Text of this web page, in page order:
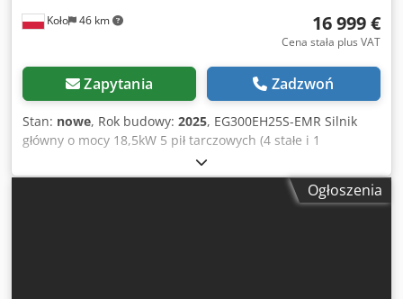
Koło 46 km 16 999 €
Cena stała plus VAT
Zapytania Zadzwoń
Stan: nowe, Rok budowy: 2025, EG300EH25S-EMR Silnik
główny o mocy 18,5kW 5 pił tarczowych (4 stałe i 1
ruchoma), Setworks urządzenie do automatycznego
ustawiania parametrów cięcia Komplet dwóch laserów
Komplet 5 pił tarczowych Regulowana prędkość posuwu 0-
Ogłoszenia